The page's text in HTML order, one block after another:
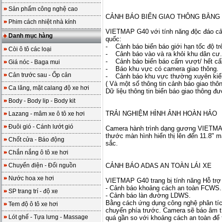
Sản phẩm công nghệ cao
Phim cách nhiệt nhà kính
Danh mục hàng
Còi ô tô các loại
Giá nóc - Baga mui
Cản trước sau - Ốp cản
Ca lăng, mặt calang độ xe hơi
Body - Body lip - Body kit
Lazang - mâm xe ô tô xe hơi
Đuôi gió - Cánh lướt gió
Chốt cửa - Báo động
Chắn nắng ô tô xe hơi
Chuyển điện - Đổi nguồn
Nước hoa xe hơi
SP trang trí - độ xe
Tem độ ô tô xe hơi
Lót ghế - Tựa lưng - Massage
CẢNH BÁO BIỂN GIAO THÔNG BẰNG
VIETMAP G40 với tính năng độc đáo
quốc:
- Cảnh báo biển báo giới hạn tốc độ
- Cảnh báo vào và ra khỏi khu dân cư.
- Cảnh báo biển báo cấm vượt/ hết
- Báo khu vực có camera giao thông.
- Cảnh báo khu vực thường xuyên
( Và một số thông tin cảnh báo giao
Dữ liệu thông tin biển báo giao thông
TRẢI NGHIỆM HÌNH ẢNH HOÀN HẢO
Camera hành trình dạng gương
thước màn hình hiển thị lên đến 11.8"
sắc.
CẢNH BÁO ADAS AN TOÀN LÁI XE
VIETMAP G40 trang bị tính năng Hỗ
- Cảnh báo khoảng cách an toàn FCWS.
- Cảnh báo làn đường LDWS.
Bằng cách ứng dụng công nghệ phân
chuyển phía trước. Camera sẽ báo âm
quá gần so với khoảng cách an toàn